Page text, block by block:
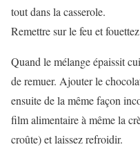
tout dans la casserole.
Remettre sur le feu et
Quand le mélange épaissit
de remuer. Ajouter le
ensuite de la même façon
film alimentaire à même la
croûte) et laissez refroidir.